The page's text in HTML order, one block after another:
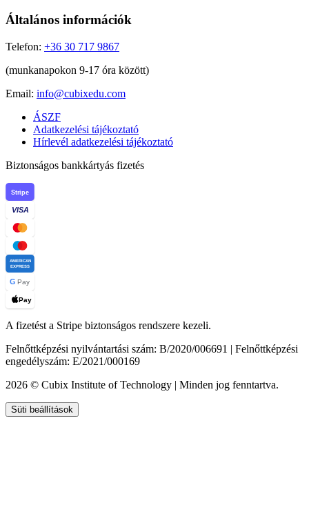
Általános információk
Telefon: +36 30 717 9867
(munkanapokon 9-17 óra között)
Email: info@cubixedu.com
ÁSZF
Adatkezelési tájékoztató
Hírlevél adatkezelési tájékoztató
Biztonságos bankkártyás fizetés
Stripe
VISA
AMERICAN
EXPRESS
G Pay
Pay
A fizetést a Stripe biztonságos rendszere kezeli.
Felnőttképzési nyilvántartási szám: B/2020/006691 | Felnőttképzési
engedélyszám: E/2021/000169
2026 © Cubix Institute of Technology | Minden jog fenntartva.
Süti beállítások